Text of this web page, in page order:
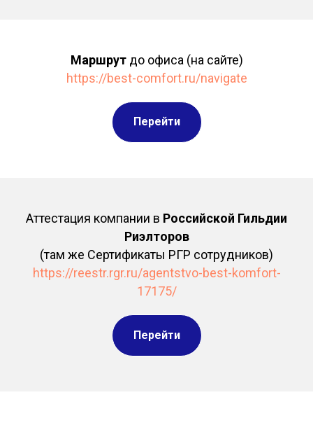
Маршрутдо офиса (на сайте)
https://best-comfort.ru/navigate
Перейти
Аттестация компании в Российской Гильдии
Риэлторов
(там же Сертификаты РГР сотрудников)
https://reestr.rgr.ru/agentstvo-best-komfort-
17175/
Перейти